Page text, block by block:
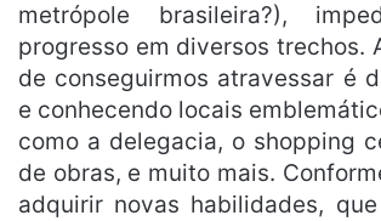
metrópole brasileira?),
progresso em diversos trechos.
de conseguirmos atravessar é
e conhecendo locais
como a delegacia, o shopping
de obras, e muito mais.
adquirir novas habilidades,